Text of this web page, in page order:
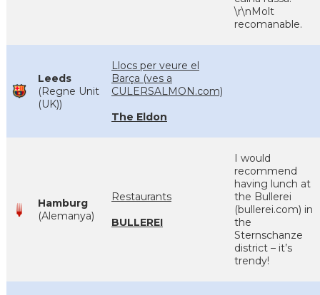
\r\nMolt
recomanable.
Leeds
(Regne Unit
(UK))
Llocs per veure el
Barça (ves a
CULERSALMON.com)
The Eldon
Hamburg
(Alemanya)
Restaurants
BULLEREI
I would
recommend
having lunch at
the Bullerei
(bullerei.com) in
the
Sternschanze
district – it’s
trendy!